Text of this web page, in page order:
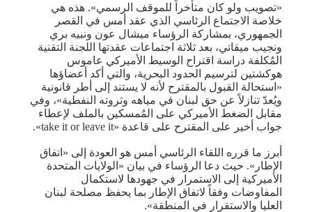
«تصويب ولو كان متأخراً للموقف الرسمي». هذه هي
خلاصة الاجتماع الرئاسي الذي عقد أمس في القصر
الجمهوري، بمشاركة الرؤساء ميشال عون ونبيه بري
ونجيب ميقاتي، بعد ثلاثة اجتماعات عقدتها اللجنة التقنية
المُكلفة دراسة اقتراح الوسيط الأميركي عاموس
هوكشتين لترسيم الحدود البحرية، والتي أكد أعضاؤها
«استحالة القبول بالمقترح لأنه لا يستند إلى أطر قانونية
ويُعدّ تنازلاً عن حق لبنان في مياهه وثروته النفطية»، وفي
مقابل الضغط الأميركي على المُمسكين بالملف لإعطاء
جواب أخير على المقترح على قاعدة «take it or leave it».
أبرز ما قرره اللقاء الرئاسي أمس هو العودة إلى «اتفاق
الإطار». حيث دعا الرؤساء في بيان «الولايات المتحدة
الأميركية إلى الاستمرار في جهودها لاستكمال
المفاوضات وفقاً لاتفاق الإطار بما يحفظ مصلحة لبنان
العليا والاستقرار في المنطقة».